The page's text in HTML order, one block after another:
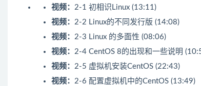
视频： 2-1 初相识Linux (13:11)
视频： 2-2 Linux的不同发行版 (14:08)
视频： 2-3 Linux 的多面性 (08:06)
视频： 2-4 CentOS 8的出现和一些说明
视频： 2-5 虚拟机安装CentOS (22:43)
视频： 2-6 配置虚拟机中的CentOS (13:49)